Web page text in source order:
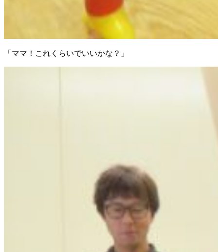
「ママ！これくらいでいいかな？」